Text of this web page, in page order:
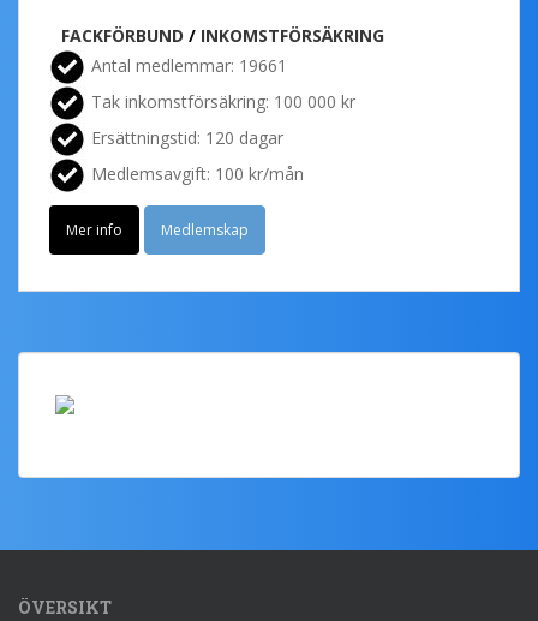
FACKFÖRBUND / INKOMSTFÖRSÄKRING
Antal medlemmar: 19661
Tak inkomstförsäkring: 100 000 kr
Ersättningstid: 120 dagar
Medlemsavgift: 100 kr/mån
Mer info Medlemskap
ÖVERSIKT